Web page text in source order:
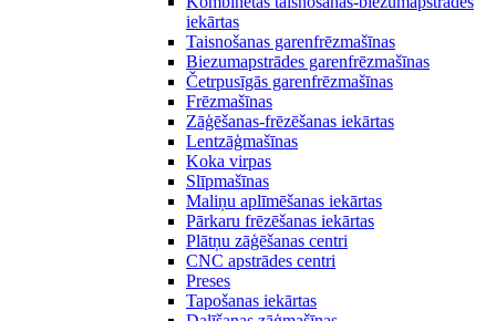
iekārtas
Taisnošanas garenfrēzmašīnas
Biezumapstrādes garenfrēzmašīnas
Četrpusīgās garenfrēzmašīnas
Frēzmašīnas
Zāģēšanas-frēzēšanas iekārtas
Lentzāģmašīnas
Koka virpas
Slīpmašīnas
Maliņu aplīmēšanas iekārtas
Pārkaru frēzēšanas iekārtas
Plātņu zāģēšanas centri
CNC apstrādes centri
Preses
Tapošanas iekārtas